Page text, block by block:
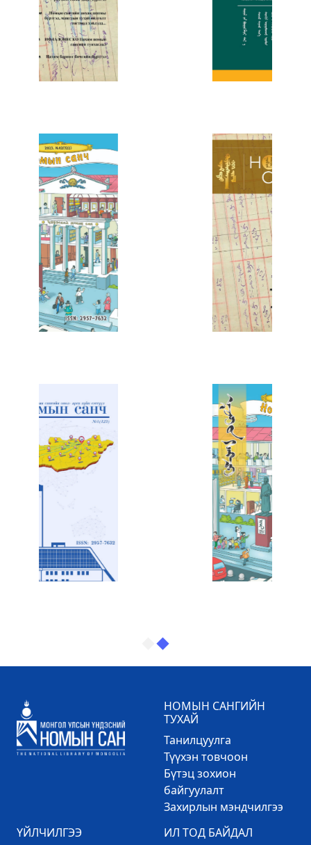
НОМЫН САНГИЙН
ТУХАЙ
Танилцуулга
Түүхэн товчоон
Бүтэц зохион
байгуулалт
Захирлын мэндчилгээ
ҮЙЛЧИЛГЭЭ
ИЛ ТОД БАЙДАЛ